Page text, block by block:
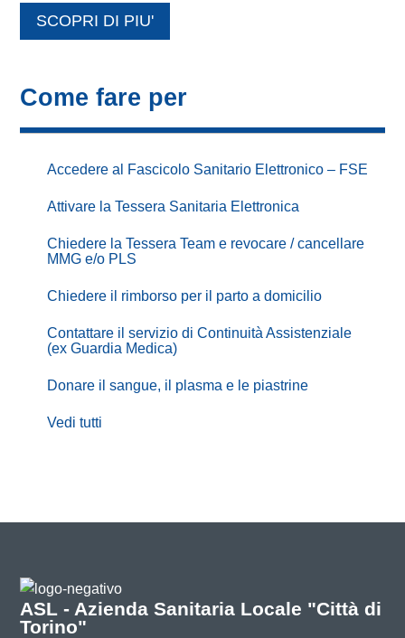
SCOPRI DI PIU'
Come fare per
Accedere al Fascicolo Sanitario Elettronico – FSE
Attivare la Tessera Sanitaria Elettronica
Chiedere la Tessera Team e revocare / cancellare
MMG e/o PLS
Chiedere il rimborso per il parto a domicilio
Contattare il servizio di Continuità Assistenziale
(ex Guardia Medica)
Donare il sangue, il plasma e le piastrine
Vedi tutti
ASL - Azienda Sanitaria Locale "Città di
Torino"